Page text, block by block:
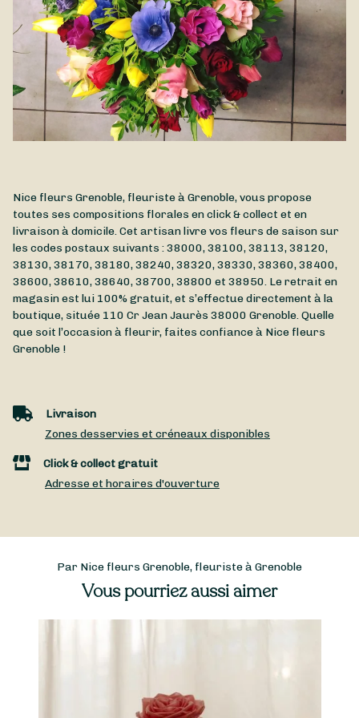
Nice fleurs Grenoble, fleuriste à Grenoble, vous propose
toutes ses compositions florales en click & collect et en
livraison à domicile. Cet artisan livre vos fleurs de saison sur
les codes postaux suivants : 38000, 38100, 38113, 38120,
38130, 38170, 38180, 38240, 38320, 38330, 38360, 38400,
38600, 38610, 38640, 38700, 38800 et 38950. Le retrait en
magasin est lui 100% gratuit, et s’effectue directement à la
boutique, située 110 Cr Jean Jaurès 38000 Grenoble. Quelle
que soit l’occasion à fleurir, faites confiance à Nice fleurs
Grenoble !
Livraison
Zones desservies et créneaux disponibles
Click & collect gratuit
Adresse et horaires d'ouverture
Par Nice fleurs Grenoble, fleuriste à Grenoble
Vous pourriez aussi aimer